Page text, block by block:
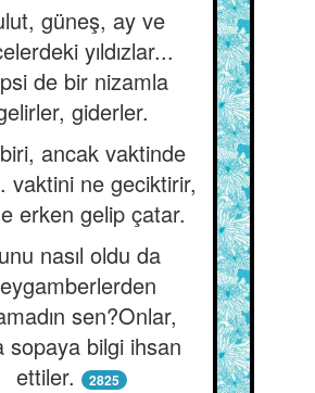
güneş, ay ve
yıldızlar...
de bir nizamla
giderler.
ancak vaktinde
vaktini ne geciktirir,
erken gelip çatar.
nasıl oldu da
sen?Onlar,
sopaya bilgi ihsan
ettiler.
2825